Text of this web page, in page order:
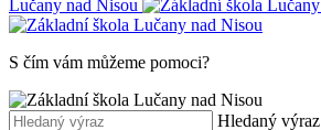
Lučany nad Nisou
S čím vám můžeme pomoci?
Hledaný výraz